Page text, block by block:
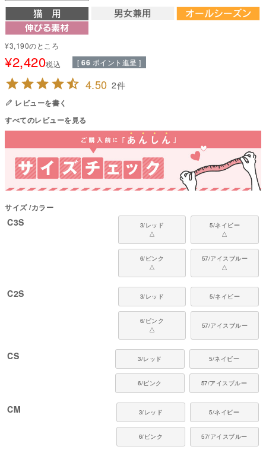
前袖ありのTシャツタイプで、前足まわりまでしっかり覆える設計。
赤ちゃんの肌着のように縫い目を外側に配し、肌への摩擦を極力抑えまし
た。
軽やかな着心地と動きやすさを重視し、日常使いに取り入れやすい一着で
す。
フルオブビガーは長年にわたり猫の習性や動きを研究し、「猫が嫌がらずに
着てくれる服」を追求。
多くの猫と飼い主に支持されています。
■ 本製品の特徴
【前袖ありで前足までカバー】
前足部分まで覆うことで、舐めや引っかきが気になる箇所にも対応しやすい
設計。
通常の皮膚保護服では届かない前足まわりのケアをサポートします。
赤ちゃんの肌着と同じ発想で、縫い目をすべて外側に配置。
皮膚に直接当たる部分を滑らかに仕上げ、着用中の摩擦や刺激を抑えます。
デリケートな状態の皮膚にやさしい設計です。
猫のしなやかな動きに沿うパターンで、歩く・跳ぶ・くつろぐ動作もスムー
のびのびとした動きやすさを保てる伸縮性（5段階で5）で、日常のあらゆる
動きに対応します。
【制菌・抗菌防臭素材・男女兼用】
SEKオレンジラベル認証の優れた制菌性能を持つかがやきストレッチ素材を
抗菌防臭加工で雑菌の繁殖やニオイを抑えます。
オス・メスどちらにも使用できる男女兼用設計です。
・SEKオレンジラベル認証の優れた制菌性能
・抗菌防臭加工で雑菌の繁殖やニオイを抑えます
・吸水性・速乾性が持続し、蒸れにくい環境を保ちます
・のびのびとした動きやすさを保てる伸縮性（5段階で5）
・軽量で着せやすく扱いやすい素材感
¥3,190のところ
¥2,420税込 [ 66 ポイント進呈 ]
4.50 2
レビューを書く
すべてのレビューを見る
サイズ カラー
C3S
3/レッド
△
5/ネイビー
△
6/ピンク
△
57/アイスブルー
△
C2S 3/レッド 5/ネイビー
6/ピンク
△
57/アイスブルー
CS 3/レッド 5/ネイビー
6/ピンク 57/アイスブルー
CM 3/レッド 5/ネイビー
6/ピンク 57/アイスブルー